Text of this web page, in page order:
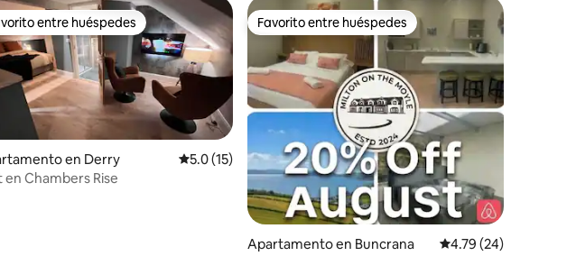
4.96 de 5, 85 reseñas
entre huéspedes
entre huéspedes
en Derry Calificación promedio: 5.0 de 5, 15 reseñas
5.0 (15)
en Chambers Rise
Favorito entre huéspedes
Favorito entre huéspedes
Apartamento en Buncrana Calificación
4.79 (24)